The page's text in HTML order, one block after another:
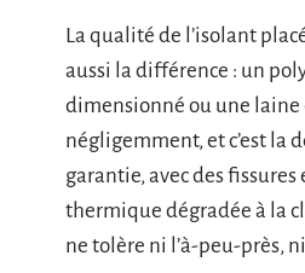
La qualité de l’isolant
aussi la différence : un
dimensionné ou une laine
négligemment, et c’est la
garantie, avec des
thermique dégradée à la
ne tolère ni l’à-peu-près,